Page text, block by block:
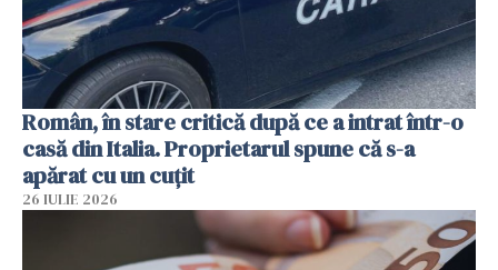
Român, în stare critică după ce a intrat într-o
casă din Italia. Proprietarul spune că s-a
apărat cu un cuțit
26 IULIE 2026